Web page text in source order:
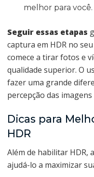
melhor para você.
Seguir essas etapas
captura em HDR no
comece a tirar fotos e
qualidade superior. O
fazer uma grande
percepção das
Dicas para
HDR
Além de habilitar HDR,
ajudá-lo a maximizar